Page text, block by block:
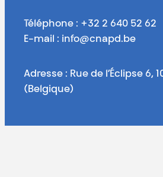
Téléphone : +32 2 640 52 62
E-mail : info@cnapd.be
Adresse : Rue de l’Éclipse 6,
(Belgique)